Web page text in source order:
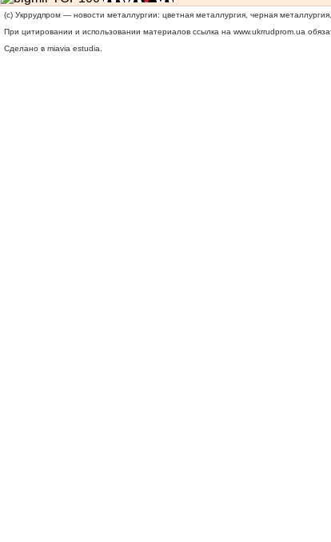
(c) Укррудпром — новости металлургии: цветная металлургия, черная
При цитировании и использовании материалов ссылка на www.ukrrudprom.ua
Сделано в miavia estudia.